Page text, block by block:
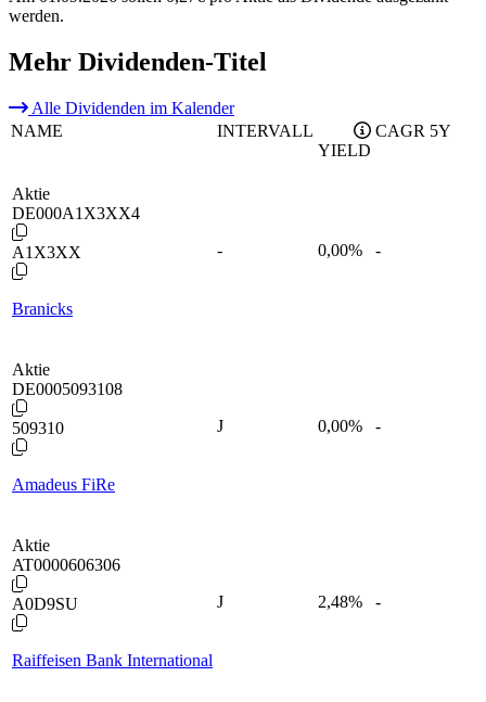
werden.
Mehr Dividenden-Titel
Alle Dividenden im Kalender
NAME
INTERVALL
YIELD
CAGR 5Y
Aktie
DE000A1X3XX4
A1X3XX
Branicks
- 0,00% -
Aktie
DE0005093108
509310
Amadeus FiRe
J 0,00% -
Aktie
AT0000606306
A0D9SU
Raiffeisen Bank International
J 2,48% -